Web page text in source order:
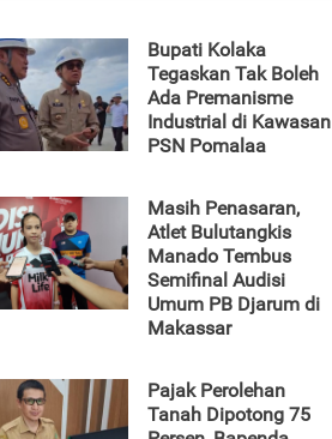
Bupati Kolaka
Tegaskan Tak Boleh
Ada Premanisme
Industrial di Kawasan
PSN Pomalaa
Masih Penasaran,
Atlet Bulutangkis
Manado Tembus
Semifinal Audisi
Umum PB Djarum di
Makassar
Pajak Perolehan
Tanah Dipotong 75